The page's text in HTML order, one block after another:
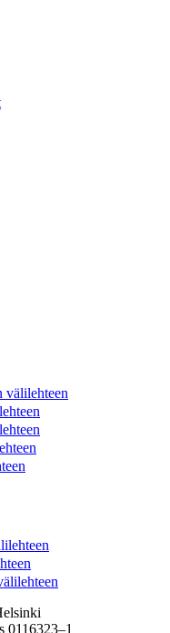
välilehteen
0116323–1